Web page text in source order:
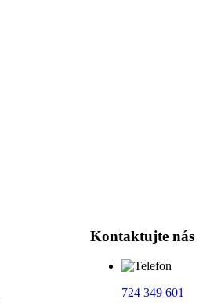
Kontaktujte nás
724 349 601